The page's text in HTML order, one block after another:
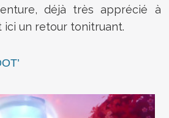
déjà très apprécié à
ici un retour tonitruant.